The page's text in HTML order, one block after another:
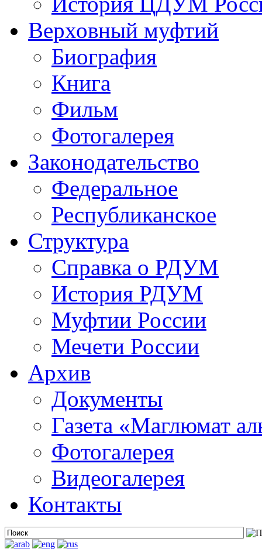
Верховный муфтий
Биография
Книга
Фильм
Фотогалерея
Законодательство
Федеральное
Республиканское
Структура
Справка о РДУМ
История РДУМ
Муфтии России
Мечети России
Архив
Документы
Газета «Маглюмат
Фотогалерея
Видеогалерея
Контакты